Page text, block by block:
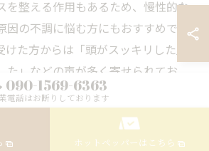
を整える作用もあるため、慢性的な
因の不調に悩む方にもおすすめで
た方からは「頭がスッキリした」
た」などの声が多く寄せられてお
ても取り入れやすい点が魅力です。
パも重要なケアポイント
090-1569-6363
電話はお断りしております
ホットペッパーはこちら